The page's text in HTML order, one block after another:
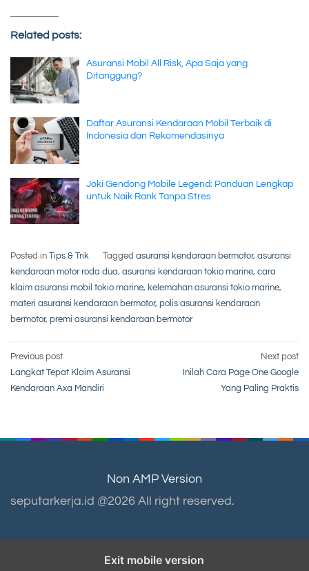
Related posts:
Asuransi Mobil All Risk, Apa Saja yang
Ditanggung?
Daftar Asuransi Kendaraan Mobil Terbaik di
Indonesia dan Rekomendasinya
Joki Gendong Mobile Legend: Panduan Lengkap
untuk Naik Rank Tanpa Stres
Posted in Tips & Trik Tagged asuransi kendaraan bermotor, asuransi
kendaraan motor roda dua, asuransi kendaraan tokio marine, cara
klaim asuransi mobil tokio marine, kelemahan asuransi tokio marine,
materi asuransi kendaraan bermotor, polis asuransi kendaraan
bermotor, premi asuransi kendaraan bermotor
Post
navigation
Previous post
Langkat Tepat Klaim Asuransi
Kendaraan Axa Mandiri
Next post
Inilah Cara Page One Google
Yang Paling Praktis
Non AMP Version
seputarkerja.id @2026 All right reserved.
Exit mobile version